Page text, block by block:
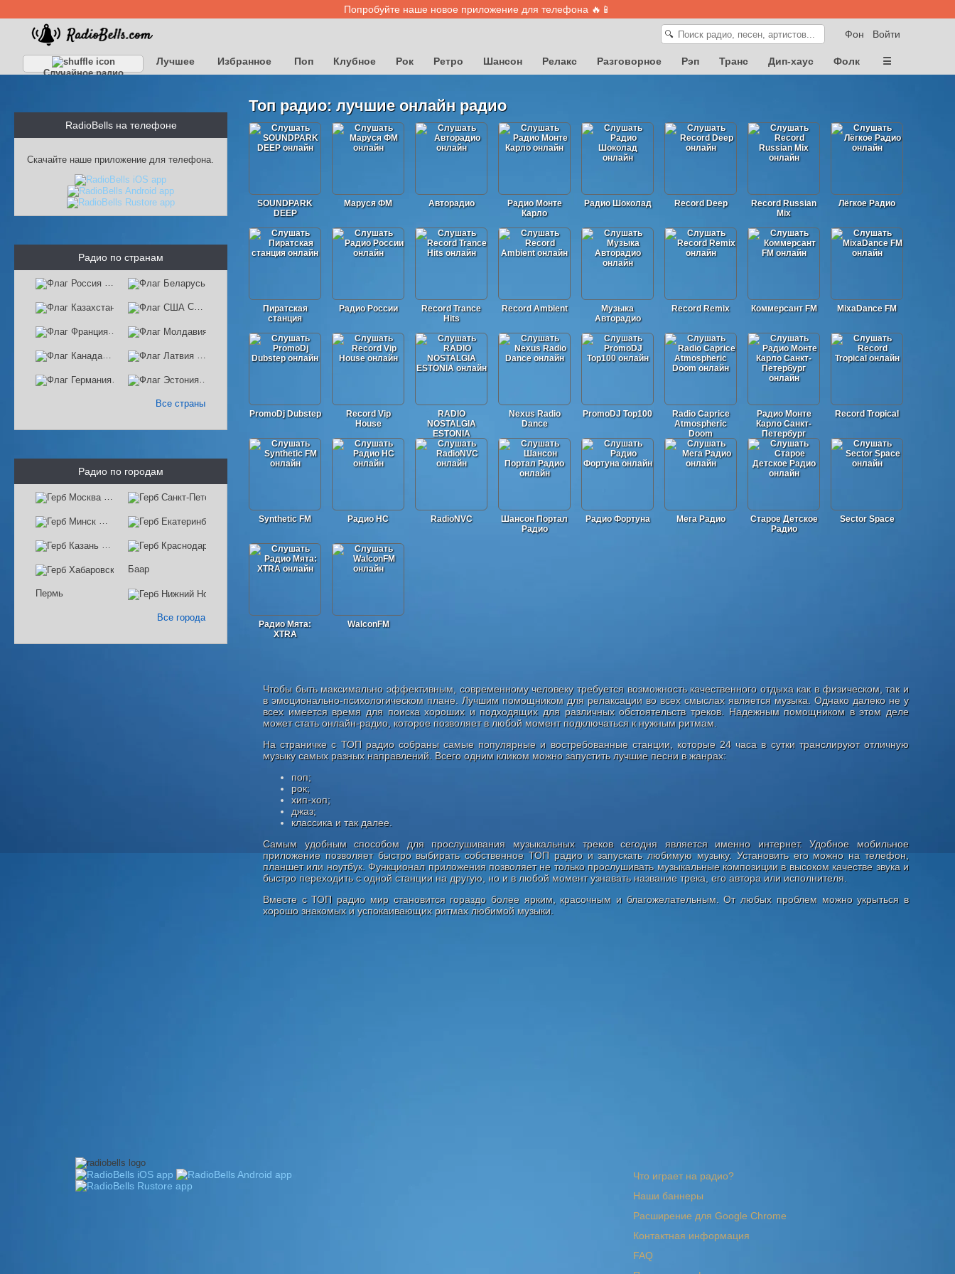
Попробуйте наше новое приложение для телефона 🔥📱
Войти
Фон
🔍
Случайное радио
Лучшее Избранное Поп Клубное Рок Ретро Шансон Релакс Разговорное Рэп Транс Дип-хаус Фолк ☰
RadioBells на телефоне
Скачайте наше приложение для телефона.
Радио по странам
Россия
Казахстан США
Франция Молдавия
Канада Латвия
Германия Эстония
Все страны
Радио по городам
Москва
Минск Екатеринбург
Казань Краснодар
Хабаровск
Баар
Пермь
Все города
Топ радио: лучшие онлайн радио
SOUNDPARK
DEEP
Маруся ФМ Авторадио
Радио Монте
Карло
Радио Шоколад Record Deep
Record Russian
Mix
Лёгкое Радио
Пиратская
станция
Радио России
Record Trance
Hits
Record Ambient
Музыка
Авторадио
Record Remix Коммерсант FM MixaDance FM
PromoDj Dubstep
Record Vip
House
RADIO
NOSTALGIA
ESTONIA
Nexus Radio
Dance
PromoDJ Top100
Radio Caprice
Atmospheric
Doom
Радио Монте
Карло Санкт-
Петербург
Record Tropical
Synthetic FM Радио НС RadioNVC
Шансон Портал
Радио
Радио Фортуна Мега Радио
Старое Детское
Радио
Sector Space
Радио Мята:
XTRA
WalconFM
Чтобы быть максимально эффективным, современному человеку требуется возможность качественного отдыха как в физическом, так и
в эмоционально-психологическом плане. Лучшим помощником для релаксации во всех смыслах является музыка. Однако далеко не у
всех имеется время для поиска хороших и подходящих для различных обстоятельств треков. Надежным помощником в этом деле
может стать онлайн-радио, которое позволяет в любой момент подключаться к нужным ритмам.
На страничке с ТОП радио собраны самые популярные и востребованные станции, которые 24 часа в сутки транслируют отличную
музыку самых разных направлений. Всего одним кликом можно запустить лучшие песни в жанрах:
поп;
рок;
хип-хоп;
джаз;
классика и так далее.
Самым удобным способом для прослушивания музыкальных треков сегодня является именно интернет. Удобное мобильное
приложение позволяет быстро выбирать собственное ТОП радио и запускать любимую музыку. Установить его можно на телефон,
планшет или ноутбук. Функционал приложения позволяет не только прослушивать музыкальные композиции в высоком качестве звука и
быстро переходить с одной станции на другую, но и в любой момент узнавать название трека, его автора или исполнителя.
Вместе с ТОП радио мир становится гораздо более ярким, красочным и благожелательным. От любых проблем можно укрыться в
хорошо знакомых и успокаивающих ритмах любимой музыки.
Что играет на радио?
Наши баннеры
Расширение для Google Chrome
Контактная информация
FAQ